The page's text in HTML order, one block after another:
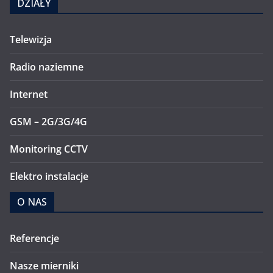
DZIAŁY
Telewizja
Radio naziemne
Internet
GSM – 2G/3G/4G
Monitoring CCTV
Elektro instalacje
O NAS
Referencje
Nasze mierniki